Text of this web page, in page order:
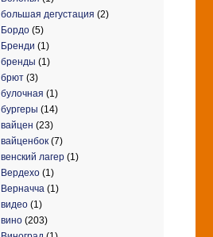
большая дегустация (2)
Бордо (5)
Бренди (1)
бренды (1)
брют (3)
булочная (1)
бургеры (14)
вайцен (23)
вайценбок (7)
венский лагер (1)
Вердехо (1)
Верначча (1)
видео (1)
вино (203)